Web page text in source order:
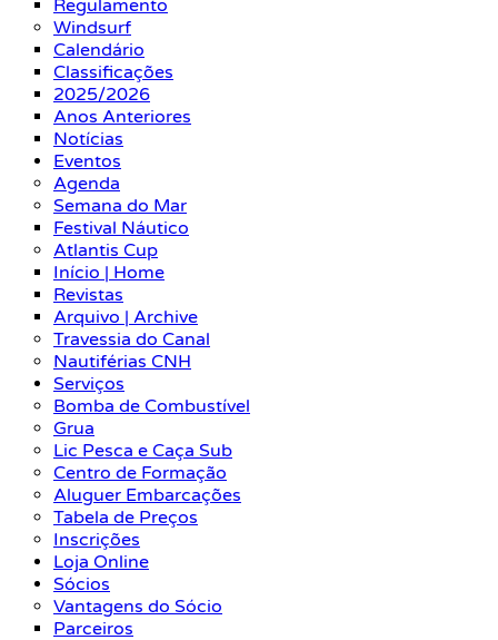
Regulamento
Windsurf
Calendário
Classificações
2025/2026
Anos Anteriores
Notícias
Eventos
Agenda
Semana do Mar
Festival Náutico
Atlantis Cup
Início | Home
Revistas
Arquivo | Archive
Travessia do Canal
Nautiférias CNH
Serviços
Bomba de Combustível
Grua
Lic Pesca e Caça Sub
Centro de Formação
Aluguer Embarcações
Tabela de Preços
Inscrições
Loja Online
Sócios
Vantagens do Sócio
Parceiros